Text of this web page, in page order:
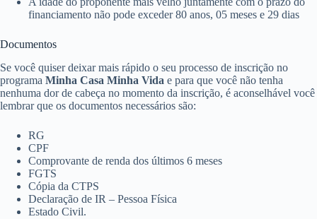
financiamento não pode exceder 80 anos, 05 meses e 29 dias
Documentos
Se você quiser deixar mais rápido o seu processo de inscrição no
programa Minha Casa Minha Vida e para que você não tenha
nenhuma dor de cabeça no momento da inscrição, é aconselhável você
lembrar que os documentos necessários são:
RG
CPF
Comprovante de renda dos últimos 6 meses
FGTS
Cópia da CTPS
Declaração de IR – Pessoa Física
Estado Civil.